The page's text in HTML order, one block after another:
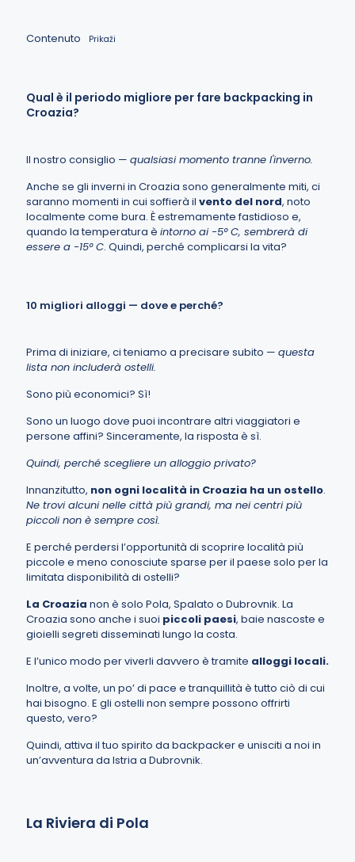
Contenuto Prikaži
Qual è il periodo migliore per fare backpacking in
Croazia?
Il nostro consiglio — qualsiasi momento tranne l'inverno.
Anche se gli inverni in Croazia sono generalmente miti, ci
saranno momenti in cui soffierà il vento del nord, noto
localmente come bura. È estremamente fastidioso e,
quando la temperatura è intorno ai -5° C, sembrerà di
essere a -15° C. Quindi, perché complicarsi la vita?
10 migliori alloggi — dove e perché?
Prima di iniziare, ci teniamo a precisare subito — questa
lista non includerà ostelli.
Sono più economici? Sì!
Sono un luogo dove puoi incontrare altri viaggiatori e
persone affini? Sinceramente, la risposta è sì.
Quindi, perché scegliere un alloggio privato?
Innanzitutto, non ogni località in Croazia ha un ostello.
Ne trovi alcuni nelle città più grandi, ma nei centri più
piccoli non è sempre così.
E perché perdersi l’opportunità di scoprire località più
piccole e meno conosciute sparse per il paese solo per la
limitata disponibilità di ostelli?
La Croazia non è solo Pola, Spalato o Dubrovnik. La
Croazia sono anche i suoi piccoli paesi, baie nascoste e
gioielli segreti disseminati lungo la costa.
E l’unico modo per viverli davvero è tramite alloggi locali.
Inoltre, a volte, un po’ di pace e tranquillità è tutto ciò di cui
hai bisogno. E gli ostelli non sempre possono offrirti
questo, vero?
Quindi, attiva il tuo spirito da backpacker e unisciti a noi in
un’avventura da Istria a Dubrovnik.
La Riviera di Pola